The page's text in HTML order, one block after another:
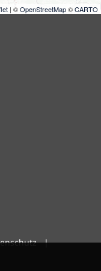
| ©OpenStreetMap©CARTO
|